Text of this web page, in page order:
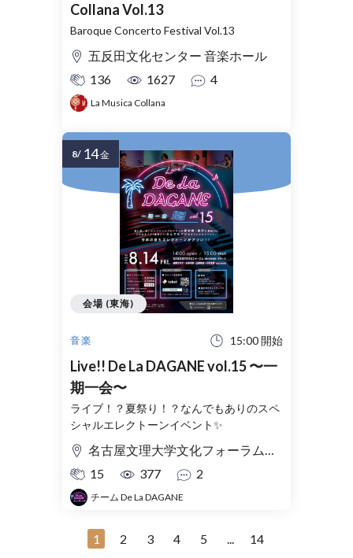
Collana Vol.13
Baroque Concerto Festival Vol.13
五反田文化センター 音楽ホール
136
1627 4
La Musica Collana
音楽 15:00 開始
Live!! De La DAGANE vol.15 〜一
期一会〜
ライブ！？夏祭り！？なんでもありのスペ
シャルエレクトーンイベント✨
名古屋文理大学文化フォーラム（稲沢市民会館）小ホール
15
377 2
チーム De La DAGANE
会場 (東海)
8/ 14金
1 2 3 4 5 ... 14